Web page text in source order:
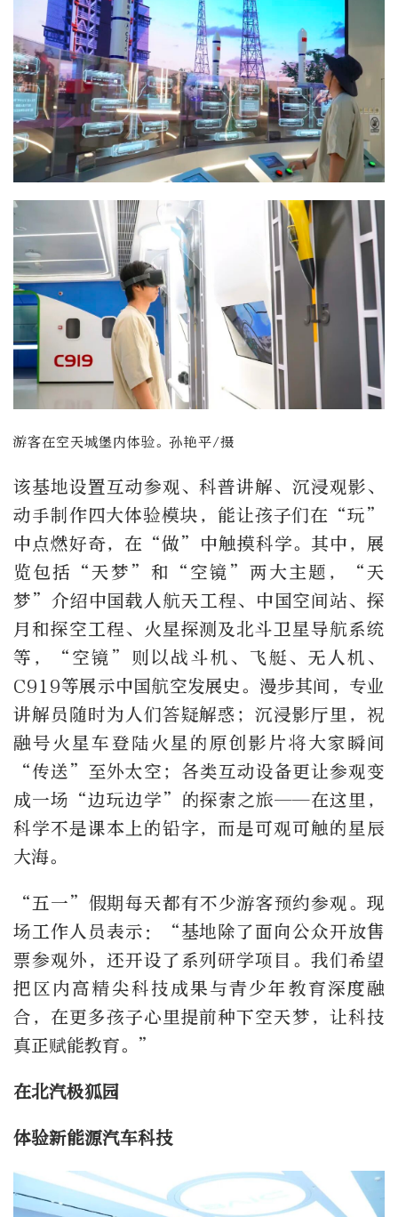
游客在空天城堡内体验。孙艳平/摄
该基地设置互动参观、科普讲解、沉浸观影、
动手制作四大体验模块，能让孩子们在“玩”
中点燃好奇，在“做”中触摸科学。其中，展
览包括“天梦”和“空镜”两大主题，“天
梦”介绍中国载人航天工程、中国空间站、探
月和探空工程、火星探测及北斗卫星导航系统
等，“空镜”则以战斗机、飞艇、无人机、
C919等展示中国航空发展史。漫步其间，专业
讲解员随时为人们答疑解惑；沉浸影厅里，祝
融号火星车登陆火星的原创影片将大家瞬间
“传送”至外太空；各类互动设备更让参观变
成一场“边玩边学”的探索之旅——在这里，
科学不是课本上的铅字，而是可观可触的星辰
大海。
“五一”假期每天都有不少游客预约参观。现
场工作人员表示：“基地除了面向公众开放售
票参观外，还开设了系列研学项目。我们希望
把区内高精尖科技成果与青少年教育深度融
合，在更多孩子心里提前种下空天梦，让科技
真正赋能教育。”
在北汽极狐园
体验新能源汽车科技